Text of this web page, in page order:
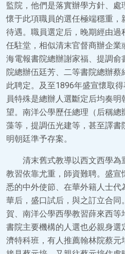
監院，他們是落實辦學方針、
懷于此項職員的選任極端穩重
待遇。職員選定后，晚期經由
任駐堂，相似清末官督商辦企
海電報書院總辦謝家福、提調
院總辦伍廷芳、二等書院總辦
此聘定。及至1896年盛宣懷取
員特殊是總辦人選斷定后均奏
望。南洋公學歷任總理（后稱
藻等，提調伍光建等，甚至譯
明朝廷準予存案。
清末舊式教導以西文西學
教習依靠尤重，師資難聘。盛
悉的中外使節、在華外籍人士
華后，盛口試后，與之訂立合
賀、南洋公學西學教習薛來西
書院主要機構的人選也必親身
濟特科班，有人推薦翰林院蔡